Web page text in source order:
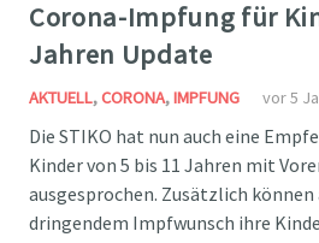
Corona-Impfung für
Jahren Update
AKTUELL,CORONA,IMPFUNG vor 5
Die STIKO hat nun auch eine
Kinder von 5 bis 11 Jahren mit
ausgesprochen. Zusätzlich
dringendem Impfwunsch ihre